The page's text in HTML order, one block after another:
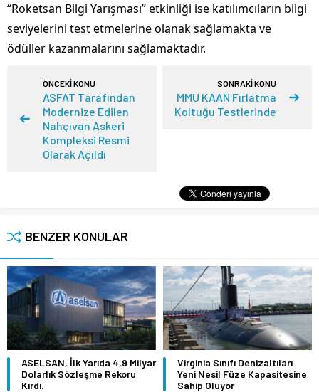
“Roketsan Bilgi Yarışması” etkinliği ise katılımcıların bilgi
seviyelerini test etmelerine olanak sağlamakta ve
ödüller kazanmalarını sağlamaktadır.
ÖNCEKİ KONU
ASFAT Tarafından
Modernize Edilen
Nahçıvan Askeri
Kompleksi Resmi
Olarak Açıldı
SONRAKİ KONU
MMU KAAN Fırlatma
Koltuğu Testlerinde
BENZER KONULAR
ASELSAN, İlk Yarıda 4,9 Milyar
Dolarlık Sözleşme Rekoru
Kırdı.
Virginia Sınıfı Denizaltıları
Yeni Nesil Füze Kapasitesine
Sahip Oluyor